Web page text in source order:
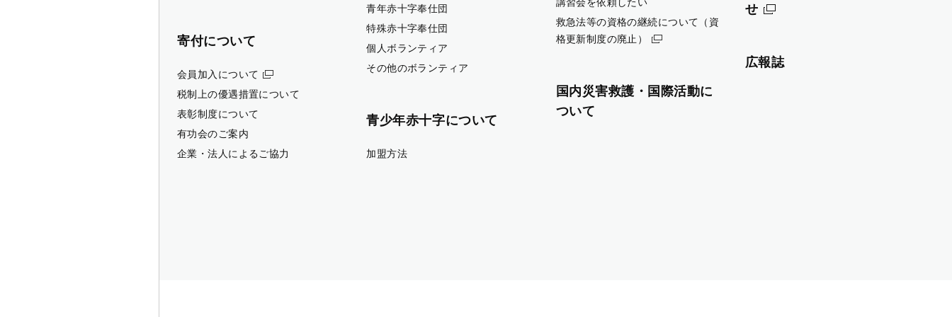
寄付について
会員加入について
税制上の優遇措置について
表彰制度について
有功会のご案内
企業・法人によるご協力
青年赤十字奉仕団
特殊赤十字奉仕団
個人ボランティア
その他のボランティア
青少年赤十字について
加盟方法
救急法等の資格の継続について（資
格更新制度の廃止）
国内災害救護・国際活動に
ついて
せ
広報誌